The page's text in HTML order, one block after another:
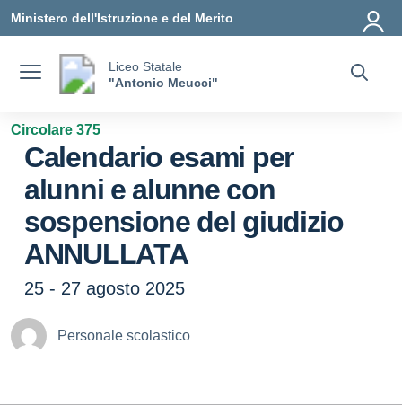
Ministero dell'Istruzione e del Merito
Liceo Statale
"Antonio Meucci"
Circolare 375
Calendario esami per
alunni e alunne con
sospensione del giudizio
ANNULLATA
25 - 27 agosto 2025
Personale scolastico